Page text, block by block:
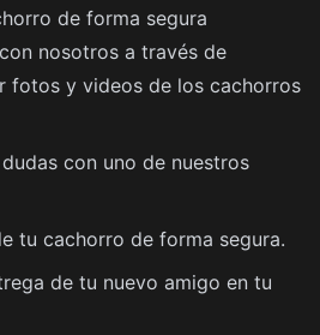
de forma segura
nosotros a través de
fotos y videos de los cachorros
con uno de nuestros
tu cachorro de forma segura.
de tu nuevo amigo en tu